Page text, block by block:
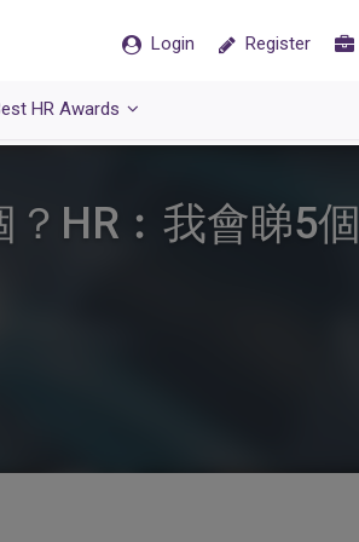
Login Register
HR Awards
？HR︰我會睇5個